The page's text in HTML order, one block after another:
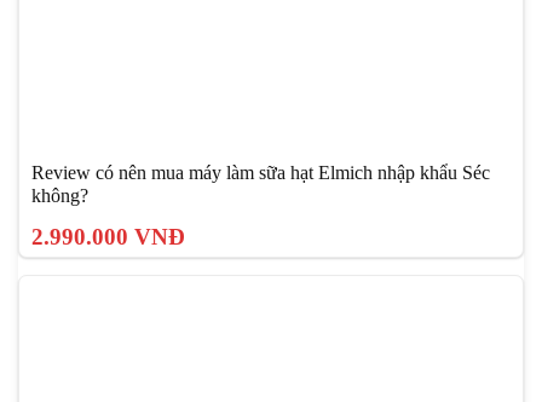
Review có nên mua máy làm sữa hạt Elmich nhập khẩu Séc
không?
2.990.000 VNĐ